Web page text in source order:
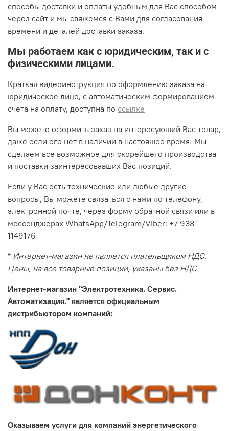
способы доставки и оплаты удобным для Вас способом
через сайт и мы свяжемся с Вами для согласования
времени и деталей доставки заказа.
Мы работаем как с юридическим, так и с
физическими лицами.
Краткая видеоинструкция по оформлению заказа на
юридическое лицо, с автоматическим формированием
счета на оплату, доступна по ссылке
Вы можете оформить заказ на интересующий Вас товар,
даже если его нет в наличии в настоящее время! Мы
сделаем все возможное для скорейшего производства
и поставки заинтересовавших Вас позиций.
Если у Вас есть технические или любые другие
вопросы, Вы можете связаться с нами по телефону,
электронной почте, через форму обратной связи или в
мессенджерах WhatsApp/Telegram/Viber: +7 938
1149176
* Интернет-магазин не является плательщиком НДС.
Цены, на все товарные позиции, указаны без НДС.
Интернет-магазин "Электротехника. Сервис.
Автоматизация." является официальным
дистрибьютором компаний:
Оказываем услуги для компаний энергетического